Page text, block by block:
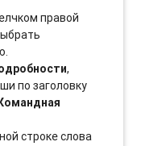
правой
,
по заголовку
строке слова